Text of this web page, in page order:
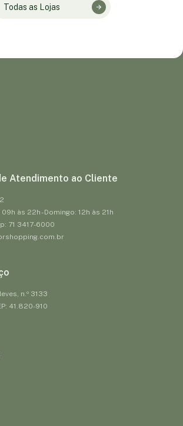
Todas as Lojas
Atendimento ao Cliente
às 22h - Domingo: 12h às 21h
71 3417-6000
n.º 3133
41.820-910